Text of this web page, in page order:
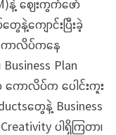
နဲ့ ဈေးကွက်ဖော်
နဲ့‌ကျောင်းပြီးခဲ့
ောလိပ်ကနေ
Plan
ောလိပ်က ပေါင်းကူး
တွေနဲ့ Business
ပါရှိကြတာ၊